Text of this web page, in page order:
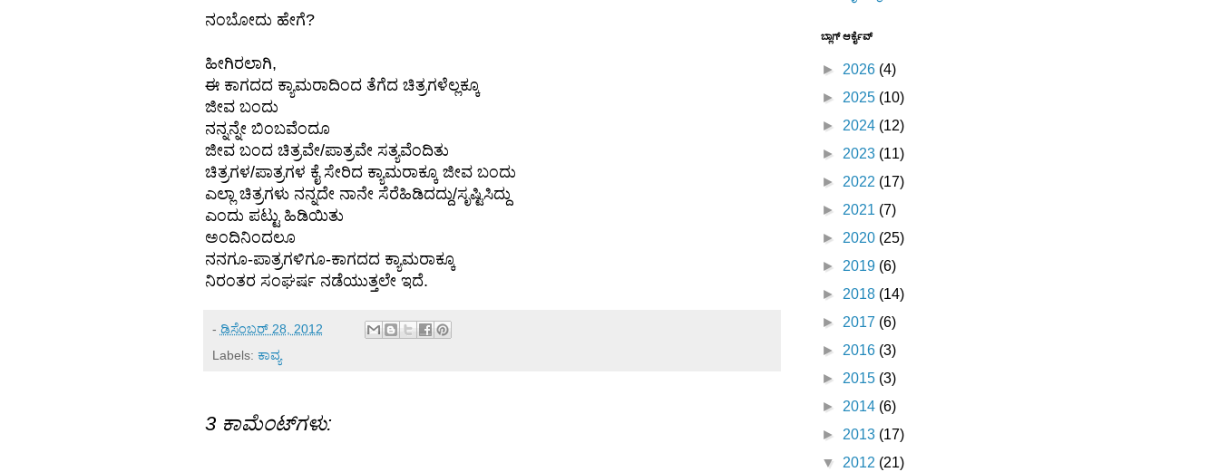
ನಂಬೋದು ಹೇಗೆ?
ಹೀಗಿರಲಾಗಿ,
ಈ ಕಾಗದದ ಕ್ಯಾಮರಾದಿಂದ ತೆಗೆದ ಚಿತ್ರಗಳೆಲ್ಲಕ್ಕೂ
ಜೀವ ಬಂದು
ನನ್ನನ್ನೇ ಬಿಂಬವೆಂದೂ
ಜೀವ ಬಂದ ಚಿತ್ರವೇ/ಪಾತ್ರವೇ ಸತ್ಯವೆಂದಿತು
ಚಿತ್ರಗಳ/ಪಾತ್ರಗಳ ಕೈ ಸೇರಿದ ಕ್ಯಾಮರಾಕ್ಕೂ ಜೀವ ಬಂದು
ಎಲ್ಲಾ ಚಿತ್ರಗಳು ನನ್ನದೇ ನಾನೇ ಸೆರೆಹಿಡಿದದ್ದು/ಸೃಷ್ಟಿಸಿದ್ದು
ಎಂದು ಪಟ್ಟು ಹಿಡಿಯಿತು
ಅಂದಿನಿಂದಲೂ
ನನಗೂ-ಪಾತ್ರಗಳಿಗೂ-ಕಾಗದದ ಕ್ಯಾಮರಾಕ್ಕೂ
ನಿರಂತರ ಸಂಘರ್ಷ ನಡೆಯುತ್ತಲೇ ಇದೆ.
- ಡಿಸೆಂಬರ್ 28, 2012
Labels: ಕಾವ್ಯ
3 ಕಾಮೆಂಟ್‌ಗಳು:
ಬ್ಲಾಗ್ ಆರ್ಕೈವ್
► 2026 (4)
► 2025 (10)
► 2024 (12)
► 2023 (11)
► 2022 (17)
► 2021 (7)
► 2020 (25)
► 2019 (6)
► 2018 (14)
► 2017 (6)
► 2016 (3)
► 2015 (3)
► 2014 (6)
► 2013 (17)
▼ 2012 (21)